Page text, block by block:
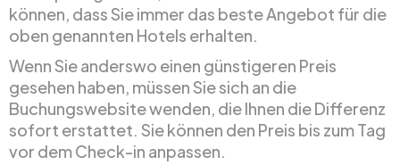
können, dass Sie immer das beste Angebot für die
oben genannten Hotels erhalten.
Wenn Sie anderswo einen günstigeren Preis
gesehen haben, müssen Sie sich an die
Buchungswebsite wenden, die Ihnen die Differenz
sofort erstattet. Sie können den Preis bis zum Tag
vor dem Check-in anpassen.